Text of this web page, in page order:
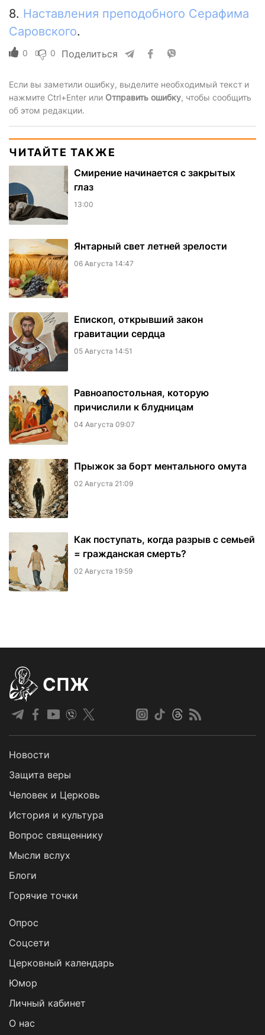
8. Наставления преподобного Серафима
Саровского.
0 0 Поделиться
Если вы заметили ошибку, выделите необходимый текст и
нажмите Ctrl+Enter или Отправить ошибку, чтобы сообщить
об этом редакции.
ЧИТАЙТЕ ТАКЖЕ
Смирение начинается с закрытых
глаз
13:00
Янтарный свет летней зрелости
06 Августа 14:47
Епископ, открывший закон
гравитации сердца
05 Августа 14:51
Равноапостольная, которую
причислили к блудницам
04 Августа 09:07
​Прыжок за борт ментального омута
02 Августа 21:09
Как поступать, когда разрыв с семьей
= гражданская смерть?
02 Августа 19:59
СПЖ
Новости
Защита веры
Человек и Церковь
История и культура
Вопрос священнику
Мысли вслух
Блоги
Горячие точки
Опрос
Cоцсети
Церковный календарь
Юмор
Личный кабинет
О нас